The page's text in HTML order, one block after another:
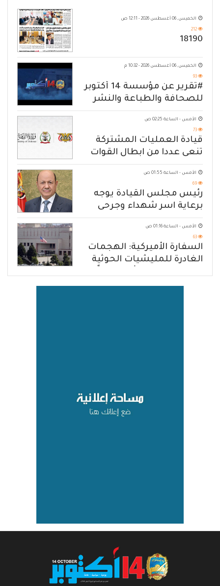
الخميس, 06 أغسطس 2026 - 12:11 ص
212
18190
الخميس, 06 أغسطس 2026 - 10:32 م
93
#تقرير عن مؤسسة 14 أكتوبر
للصحافة والطباعة والنشر
الأمس - الساعة 02:25 ص
73
قيادة العمليات المشتركة
تنعى عددا من ابطال القوات
المسلحة
الأمس - الساعة 01:55 ص
69
رئيس مجلس القيادة يوجه
برعاية اسر شهداء وجرحى
الهجوم الإرهابي الحوثي والرد
الحازم على مصدر التهديد
الأمس - الساعة 01:16 ص
63
السفارة الأميركية: الهجمات
الغادرة للمليشيات الحوثية
بحق الشعب اليمني